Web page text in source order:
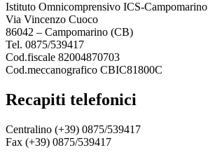
Istituto Omnicomprensivo ICS-Campomarino
Via Vincenzo Cuoco
86042 – Campomarino (CB)
Tel. 0875/539417
Cod.fiscale 82004870703
Cod.meccanografico CBIC81800C
recapiti telefonici
Centralino (+39) 0875/539417
Fax (+39) 0875/539417